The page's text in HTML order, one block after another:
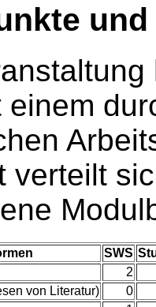
einem
verteilt
SWS
2
von Literatur)
0